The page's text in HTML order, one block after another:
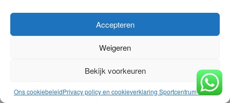
Accepteren
Weigeren
Bekijk voorkeuren
Ons cookiebeleidPrivacy policy en cookieverklaring Sportcentrum Elhatri